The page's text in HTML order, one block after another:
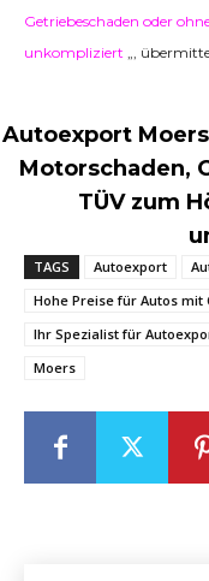
Getriebeschaden oder
unkompliziert „,
Autoexport
Motorschaden,
TÜV zum
TAGS Autoexport
Hohe Preise für Autos mit
Ihr Spezialist für
Moers